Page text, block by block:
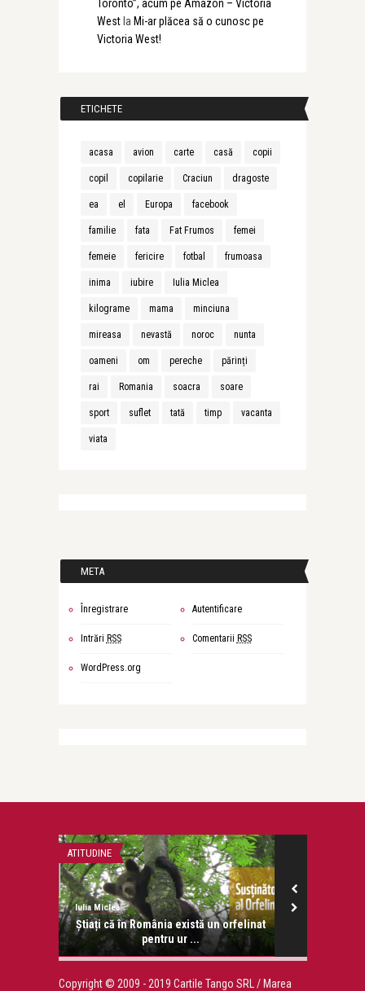
Toronto”, acum pe Amazon – Victoria
Westla Mi-ar plăcea să o cunosc pe
Victoria West!
ETICHETE
acasa avion carte casă copii
copil copilarie Craciun dragoste
ea el Europa facebook
familie fata Fat Frumos femei
femeie fericire fotbal frumoasa
inima iubire Iulia Miclea
kilograme mama minciuna
mireasa nevastă noroc nunta
oameni om pereche părinți
rai Romania soacra soare
sport suflet tată timp vacanta
viata
META
Înregistrare Autentificare
Intrări RSS Comentarii RSS
WordPress.org
ATITUDINE
Iulia Miclea
Știați că în România există un orfelinat
pentru ur ...
Copyright © 2009 - 2019 Cartile Tango SRL / Marea